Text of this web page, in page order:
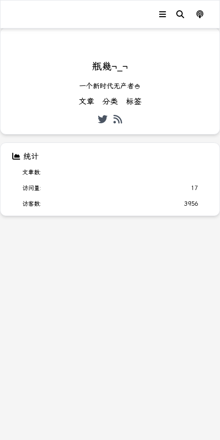
瓶幾¬_¬
一个新时代无产者🍚
文章 分类 标签
统计
文章数:
访问量: 17
访客数: 3956